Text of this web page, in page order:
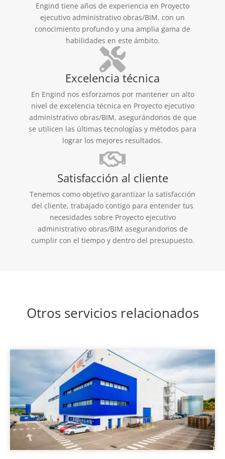
Engind tiene años de experiencia en Proyecto
ejecutivo administrativo obras/BIM, con un
conocimiento profundo y una amplia gama de
habilidades en este ámbito.
Excelencia técnica
En Engind nos esforzamos por mantener un alto
nivel de excelencia técnica en Proyecto ejecutivo
administrativo obras/BIM, asegurándonos de que
se utilicen las últimas tecnologías y métodos para
lograr los mejores resultados.
Satisfacción al cliente
Tenemos como objetivo garantizar la satisfacción
del cliente, trabajado contigo para entender tus
necesidades sobre Proyecto ejecutivo
administrativo obras/BIM asegurandonos de
cumplir con el tiempo y dentro del presupuesto.
Otros servicios relacionados